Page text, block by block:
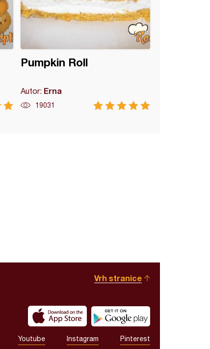
Pumpkin Roll
Autor: Erna
19031
Vrh stranice
Youtube Instagram Pinterest